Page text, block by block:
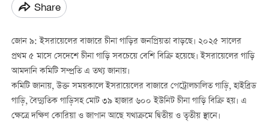
Share
জোন ৯: ইসরায়েলের বাজারে চীনা গাড়ির জনপ্রিয়তা বাড়ছে। ২০২৫ সালের
প্রথম ৫ মাসে সেদেশে চীনা গাড়ি সবচেয়ে বেশি বিক্রি হয়েছে। ইসরায়েলের গাড়ি
আমদানি কমিটি সম্প্রতি এ তথ্য জানায়।
কমিটি জানায়, উক্ত সময়কালে ইসরায়েলের বাজারে পেট্রোলচালিত গাড়ি, হাইব্রিড
গাড়ি, বৈদ্যুতিক গাড়িসহ মোট ৩৯ হাজার ৬০০ ইউনিট চীনা গাড়ি বিক্রি হয়। এ
ক্ষেত্রে দক্ষিণ কোরিয়া ও জাপান আছে যথাক্রমে দ্বিতীয় ও তৃতীয় স্থানে।